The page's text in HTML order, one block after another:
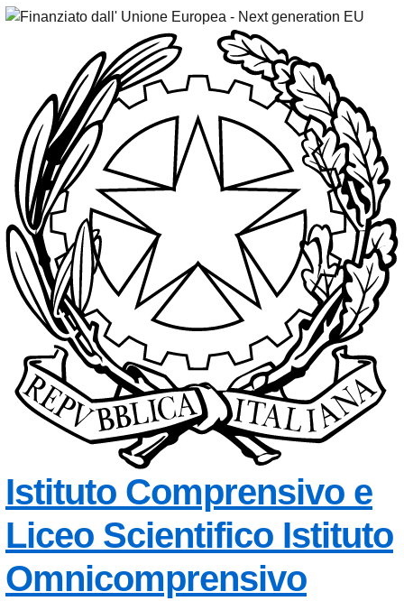
Istituto Comprensivo e
Liceo Scientifico Istituto
Omnicomprensivo